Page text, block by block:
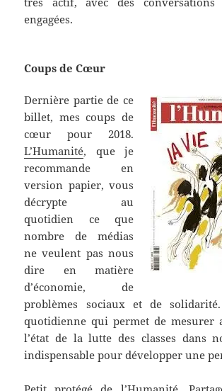
engagées.
Coups de Cœur
Dernière partie de ce
billet, mes coups de
cœur pour 2018.
L’Humanité, que je
recommande en
version papier, vous
décrypte au
quotidien ce que
nombre de médias
ne veulent pas nous
dire en matière
d’économie, de
problèmes sociaux et de
quotidienne qui permet de mesurer
l’état de la lutte des classes dans
indispensable pour développer une